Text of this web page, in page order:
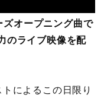
オープニング曲で
のライブ映像を配
によるこの日限り